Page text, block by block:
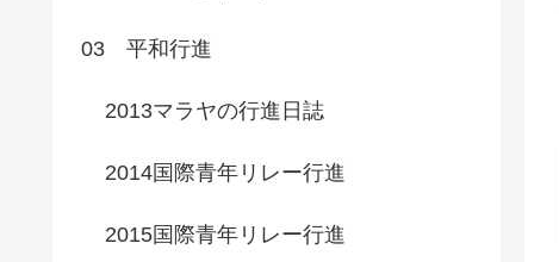
03 平和行進
2013マラヤの行進日誌
2014国際青年リレー行進
2015国際青年リレー行進